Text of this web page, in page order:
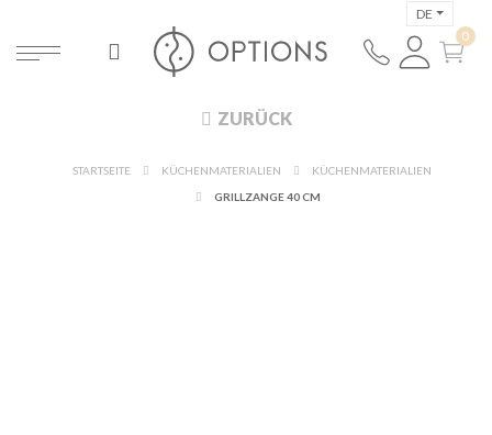
DE
ZURÜCK
STARTSEITE KÜCHENMATERIALIEN
KÜCHENMATERIALIEN
GRILLZANGE 40 CM